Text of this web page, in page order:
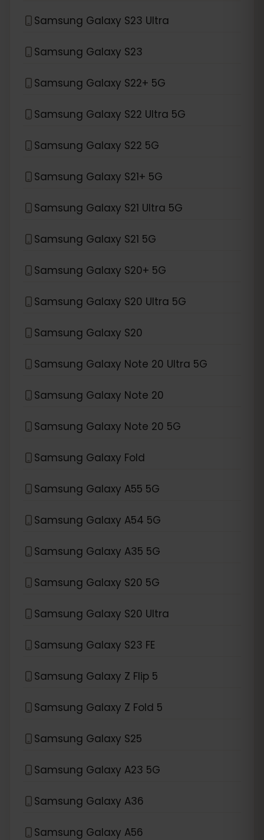
Samsung Galaxy S23 Ultra
Samsung Galaxy S23
Samsung Galaxy S22+ 5G
Samsung Galaxy S22 Ultra 5G
Samsung Galaxy S22 5G
Samsung Galaxy S21+ 5G
Samsung Galaxy S21 Ultra 5G
Samsung Galaxy S21 5G
Samsung Galaxy S20+ 5G
Samsung Galaxy S20 Ultra 5G
Samsung Galaxy S20
Samsung Galaxy Note 20 Ultra 5G
Samsung Galaxy Note 20
Samsung Galaxy Note 20 5G
Samsung Galaxy Fold
Samsung Galaxy A55 5G
Samsung Galaxy A54 5G
Samsung Galaxy A35 5G
Samsung Galaxy S20 5G
Samsung Galaxy S20 Ultra
Samsung Galaxy S23 FE
Samsung Galaxy Z Flip 5
Samsung Galaxy Z Fold 5
Samsung Galaxy S25
Samsung Galaxy A23 5G
Samsung Galaxy A36
Samsung Galaxy A56